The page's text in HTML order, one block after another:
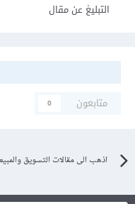
التبليغ عن مقال
متابعون
0
اذهب الى مقالات التسويق